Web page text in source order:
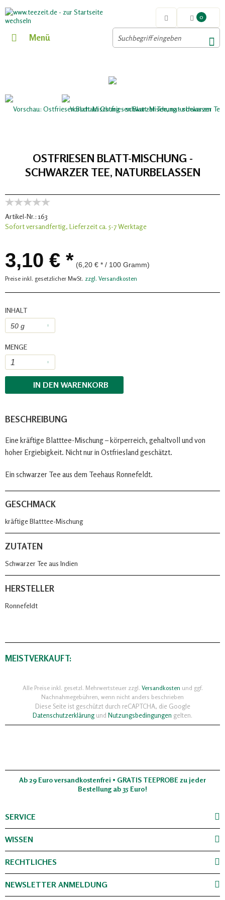
0
Menü
OSTFRIESEN BLATT-MISCHUNG -
SCHWARZER TEE, NATURBELASSEN
Artikel-Nr.: 163
Sofort versandfertig, Lieferzeit ca. 5-7 Werktage
3,10 € * (6,20 € * / 100 Gramm)
Preise inkl. gesetzlicher MwSt. zzgl. Versandkosten
INHALT
MENGE
IN DEN WARENKORB
BESCHREIBUNG
Eine kräftige Blatttee-Mischung – körperreich, gehaltvoll und von
hoher Ergiebigkeit. Nicht nur in Ostfriesland geschätzt.
Ein schwarzer Tee aus dem Teehaus Ronnefeldt.
GESCHMACK
kräftige Blatttee-Mischung
ZUTATEN
Schwarzer Tee aus Indien
HERSTELLER
Ronnefeldt
MEISTVERKAUFT:
Alle Preise inkl. gesetzl. Mehrwertsteuer zzgl. Versandkosten und ggf.
Nachnahmegebühren, wenn nicht anders beschrieben
Diese Seite ist geschützt durch reCAPTCHA, die Google
Datenschutzerklärungund Nutzungsbedingungen gelten.
Ab 29 Euro versandkostenfrei • GRATIS TEEPROBE zu jeder
Bestellung ab 35 Euro!
SERVICE
WISSEN
RECHTLICHES
NEWSLETTER ANMELDUNG